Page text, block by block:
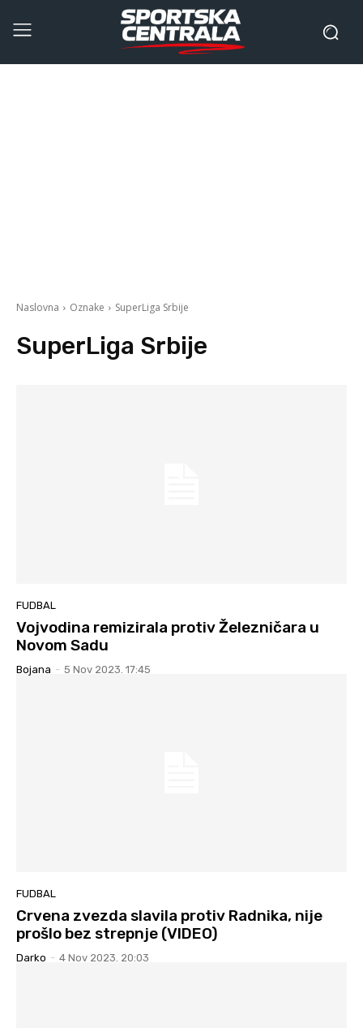
Naslovna Oznake SuperLiga Srbije
SuperLiga Srbije
FUDBAL
Vojvodina remizirala protiv Železničara u
Novom Sadu
Bojana - 5 Nov 2023. 17:45
FUDBAL
Crvena zvezda slavila protiv Radnika, nije
prošlo bez strepnje (VIDEO)
Darko - 4 Nov 2023. 20:03